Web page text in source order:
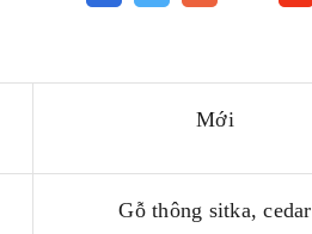
Mới
Gỗ thông sitka, cedar